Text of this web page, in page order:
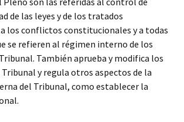
de las leyes y de los tratados
los conflictos constitucionales y a todas
se refieren al régimen interno de los
También aprueba y modifica los
y regula otros aspectos de la
del Tribunal, como establecer la